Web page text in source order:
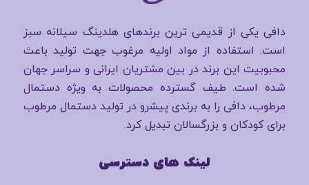
دافی یکی از قدیمی ترین برندهای هلدینگ سیلانه سبز
است. استفاده از مواد اولیه مرغوب جهت تولید باعث
محبوبیت این برند در بین مشتریان ایرانی و سراسر جهان
شده است. طیف گسترده محصولات به ویژه دستمال
مرطوب، دافی را به برندی پیشرو در تولید دستمال مرطوب
برای کودکان و بزرگسالان تبدیل کرد.
لینک های دسترسی